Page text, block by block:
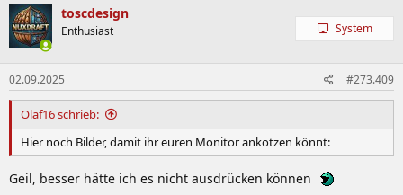
k
t
i
o
n
e
n
:
toscdesign
Enthusiast System
02.09.2025 #273.409
Olaf16 schrieb:
Hier noch Bilder, damit ihr euren Monitor ankotzen könnt:
Geil, besser hätte ich es nicht ausdrücken können